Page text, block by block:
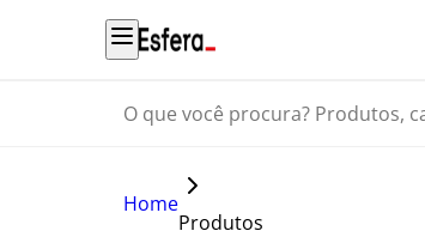
O que você procura? Produtos,
Home
Produtos